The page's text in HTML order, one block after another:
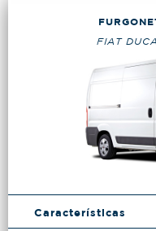
FIAT
Características